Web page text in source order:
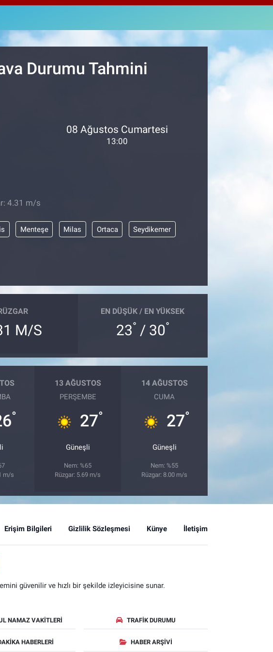
BİST100
13.779
Durumu Tahmini
08 Ağustos Cumartesi
13:00
4.31 m/s
Menteşe Milas Ortaca Seydikemer
M/S
EN DÜŞÜK / EN YÜKSEK
23° / 30°
°
m/s
13 AĞUSTOS
PERŞEMBE
27°
Güneşli
Nem: %65
Rüzgar: 5.69 m/s
14 AĞUSTOS
CUMA
27°
Güneşli
Nem: %55
Rüzgar: 8.00 m/s
Erişim Bilgileri Gizlilik Sözleşmesi Künye İletişim
güvenilir ve hızlı bir şekilde izleyicisine sunar.
NAMAZ VAKITLERI TRAFIK DURUMU
HABERLERI HABER ARŞIVI